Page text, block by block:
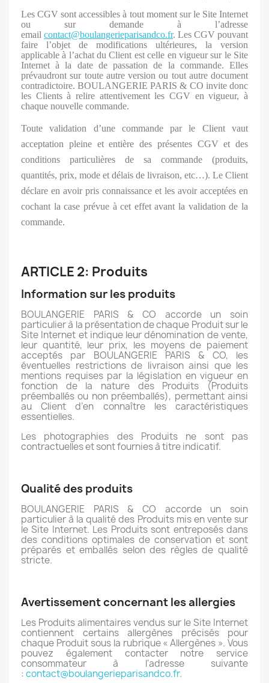
Les CGV sont accessibles à tout moment sur le Site Internet
ou sur demande à l’adresse
email contact@boulangerieparisandco.fr. Les CGV pouvant
faire l’objet de modifications ultérieures, la version
applicable à l’achat du Client est celle en vigueur sur le Site
Internet à la date de passation de la commande. Elles
prévaudront sur toute autre version ou tout autre document
contradictoire. BOULANGERIE PARIS & CO invite donc
les Clients à relire attentivement les CGV en vigueur, à
chaque nouvelle commande.
Toute validation d’une commande par le Client vaut
acceptation pleine et entière des présentes CGV et des
conditions particulières de sa commande (produits,
quantités, prix, mode et délais de livraison, etc…). Le Client
déclare en avoir pris connaissance et les avoir acceptées en
cochant la case prévue à cet effet avant la validation de la
commande.
ARTICLE 2: Produits
Information sur les produits
BOULANGERIE PARIS & CO accorde un soin
particulier à la présentation de chaque Produit sur le
Site Internet et indique leur dénomination de vente,
leur quantité, leur prix, les moyens de paiement
acceptés par BOULANGERIE PARIS & CO, les
éventuelles restrictions de livraison ainsi que les
mentions requises par la législation en vigueur en
fonction de la nature des Produits (Produits
préemballés ou non préemballés), permettant ainsi
au Client d’en connaître les caractéristiques
essentielles.
Les photographies des Produits ne sont pas
contractuelles et sont fournies à titre indicatif.
Qualité des produits
BOULANGERIE PARIS & CO accorde un soin
particulier à la qualité des Produits mis en vente sur
le Site Internet. Les Produits sont entreposés dans
des conditions optimales de conservation et sont
préparés et emballés selon des règles de qualité
stricte.
Avertissement concernant les allergies
Les Produits alimentaires vendus sur le Site Internet
contiennent certains allergènes précisés pour
chaque Produit sous la rubrique « Allergènes ». Vous
pouvez également contacter notre service
consommateur à l'adresse suivante
: contact@boulangerieparisandco.fr.